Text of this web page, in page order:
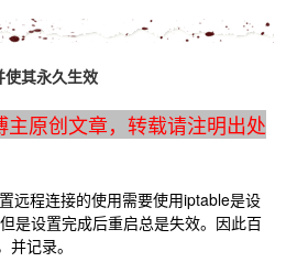
其永久生效
原创文章，转载请注明出处
程连接的使用需要使用iptable是设
是设置完成后重启总是失效。因此百
记录。